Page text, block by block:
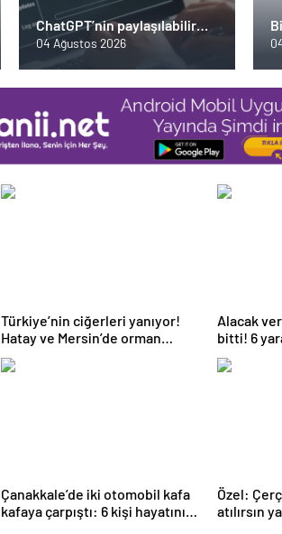
ChatGPT’nin paylaşılabilir
sohbet özelliği gizlilik krizine
yol açtı
04 Ağustos 2026
Türkiye’nin ciğerleri yanıyor!
Hatay ve Mersin’de orman
yangınları çıktı
Alacak
bitti! 6
Çanakkale’de iki otomobil kafa
kafaya çarpıştı: 6 kişi hayatını
Özel:
atılırsın